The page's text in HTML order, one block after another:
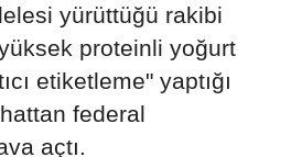
yürüttüğü rakibi
proteinli yoğurt
etiketleme" yaptığı
federal
açtı.